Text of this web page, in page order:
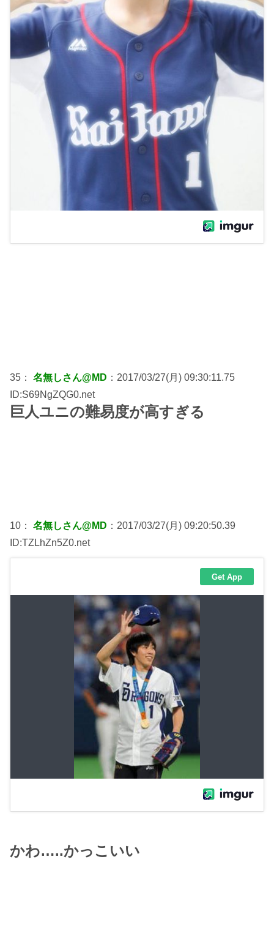
35： 名無しさん@MD ：2017/03/27(月) 09:30:11.75
ID:S69NgZQG0.net
巨人ユニの難易度が高すぎる
10： 名無しさん@MD ：2017/03/27(月) 09:20:50.39
ID:TZLhZn5Z0.net
かわ…..かっこいい